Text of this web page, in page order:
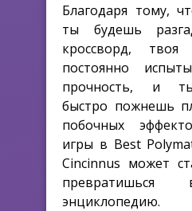
Благодаря тому,
ты будешь
кроссворд,
постоянно
прочность, и
быстро пожнешь
побочных
игры в Best
Cincinnus может
превратишься
энциклопедию.